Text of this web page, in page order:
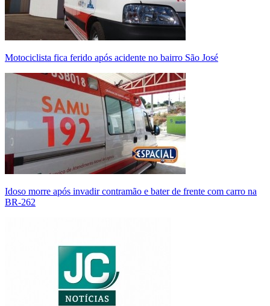
Motociclista fica ferido após acidente no bairro São José
Idoso morre após invadir contramão e bater de frente com carro na
BR-262